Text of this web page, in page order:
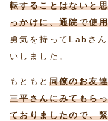
転することはないと
っかけに、通院で使
勇気を持ってLabさ
いしました。
もともと 同僚のお友
三平さんにみてもら
ておりましたので、